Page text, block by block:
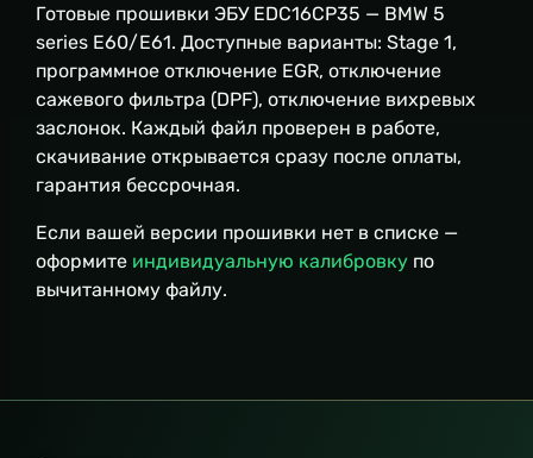
Готовые прошивки ЭБУ EDC16CP35 — BMW 5
series E60/E61. Доступные варианты: Stage 1,
программное отключение EGR, отключение
сажевого фильтра (DPF), отключение вихревых
заслонок. Каждый файл проверен в работе,
скачивание открывается сразу после оплаты,
гарантия бессрочная.
Если вашей версии прошивки нет в списке —
оформите индивидуальную калибровку по
вычитанному файлу.